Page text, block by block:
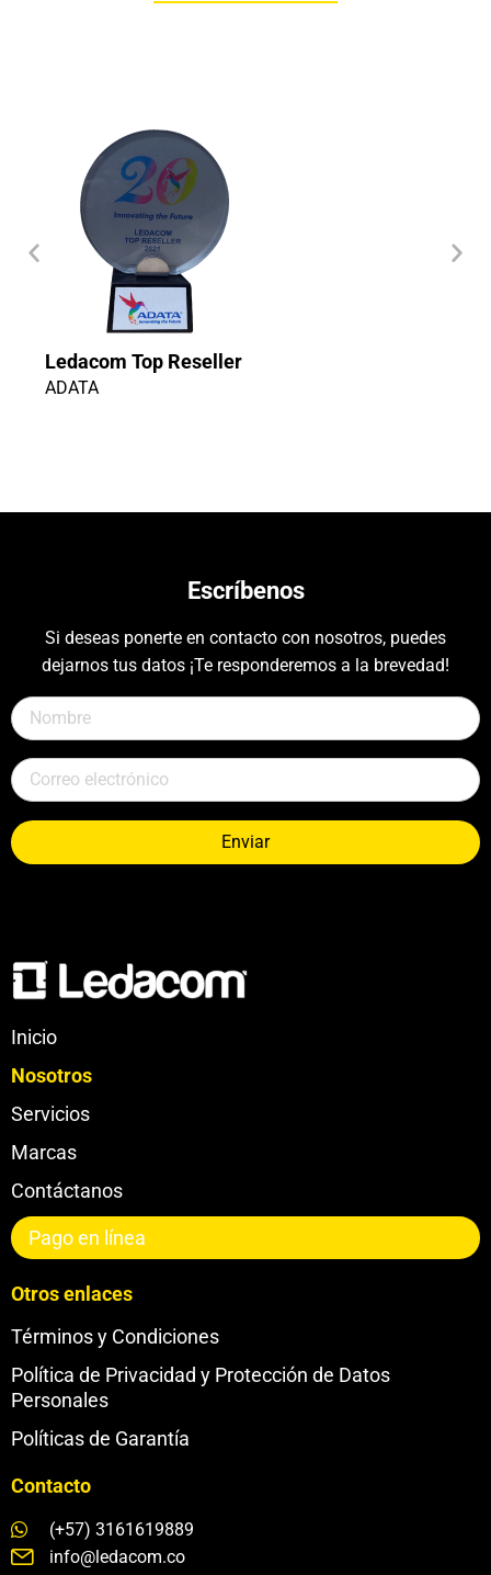
Ledacom Top Reseller
ADATA
Escríbenos
Si deseas ponerte en contacto con nosotros, puedes
dejarnos tus datos ¡Te responderemos a la brevedad!
Enviar
Inicio
Nosotros
Servicios
Marcas
Contáctanos
Pago en línea
Otros enlaces
Términos y Condiciones
Política de Privacidad y Protección de Datos
Personales
Políticas de Garantía
Contacto
(+57) 3161619889
info@ledacom.co